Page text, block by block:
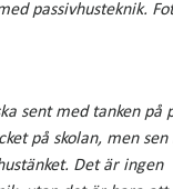
passivhusteknik.
sent med tanken på
på skolan, men
Det är ingen